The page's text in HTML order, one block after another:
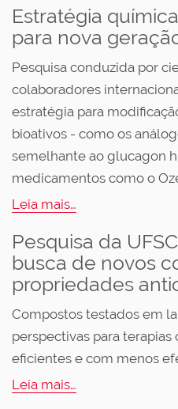
Estratégia
para nova
Pesquisa conduzida por
colaboradores
estratégia para
bioativos - como os
semelhante ao glucagon
medicamentos como o
Leia mais…
Pesquisa da
busca de novos
propriedades
Compostos testados em
perspectivas para terapias
eficientes e com menos
Leia mais…